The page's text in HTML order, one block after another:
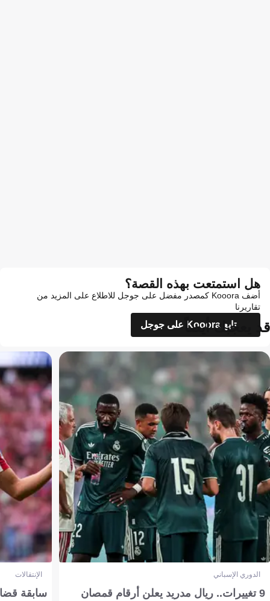
هل استمتعت بهذه القصة؟
أضف Kooora كمصدر مفضل على جوجل للاطلاع على المزيد من
تقاريرنا
تابع Kooora على جوجل
قد يعجبك أيضاً
الدوري الإسباني
9 تغييرات.. ريال مدريد يعلن أرقام قمصان
الإنتقالات
سابقة